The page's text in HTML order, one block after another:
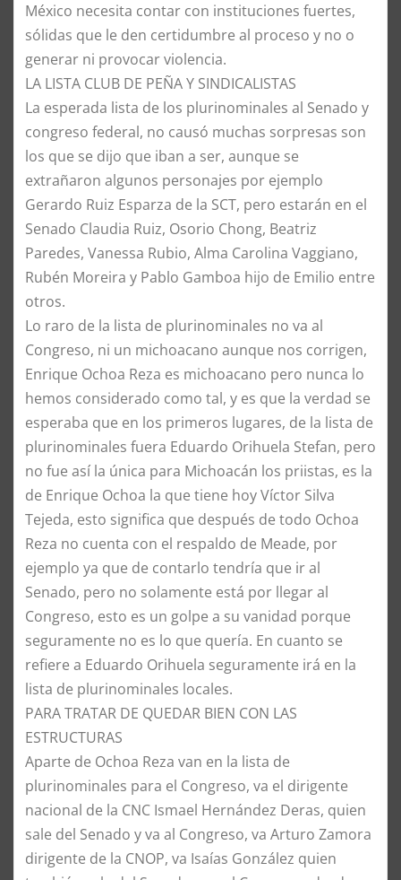
México necesita contar con instituciones fuertes,
sólidas que le den certidumbre al proceso y no o
generar ni provocar violencia.
​LA LISTA CLUB DE PEÑA Y SINDICALISTAS
​La esperada lista de los plurinominales al Senado y
congreso federal, no causó muchas sorpresas son
los que se dijo que iban a ser, aunque se
extrañaron algunos personajes por ejemplo
Gerardo Ruiz Esparza de la SCT, pero estarán en el
Senado Claudia Ruiz, Osorio Chong, Beatriz
Paredes, Vanessa Rubio, Alma Carolina Vaggiano,
Rubén Moreira y Pablo Gamboa hijo de Emilio entre
otros.
​Lo raro de la lista de plurinominales no va al
Congreso, ni un michoacano aunque nos corrigen,
Enrique Ochoa Reza es michoacano pero nunca lo
hemos considerado como tal, y es que la verdad se
esperaba que en los primeros lugares, de la lista de
plurinominales fuera Eduardo Orihuela Stefan, pero
no fue así la única para Michoacán los priistas, es la
de Enrique Ochoa la que tiene hoy Víctor Silva
Tejeda, esto significa que después de todo Ochoa
Reza no cuenta con el respaldo de Meade, por
ejemplo ya que de contarlo tendría que ir al
Senado, pero no solamente está por llegar al
Congreso, esto es un golpe a su vanidad porque
seguramente no es lo que quería. En cuanto se
refiere a Eduardo Orihuela seguramente irá en la
lista de plurinominales locales.
​PARA TRATAR DE QUEDAR BIEN CON LAS
ESTRUCTURAS
​Aparte de Ochoa Reza van en la lista de
plurinominales para el Congreso, va el dirigente
nacional de la CNC Ismael Hernández Deras, quien
sale del Senado y va al Congreso, va Arturo Zamora
dirigente de la CNOP, va Isaías González quien